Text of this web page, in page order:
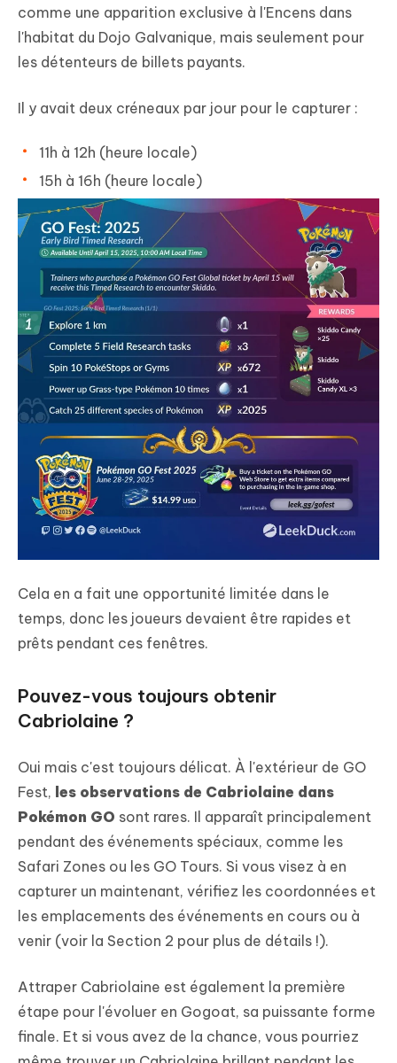
comme une apparition exclusive à l'Encens dans
l'habitat du Dojo Galvanique, mais seulement pour
les détenteurs de billets payants.
Il y avait deux créneaux par jour pour le capturer :
11h à 12h (heure locale)
15h à 16h (heure locale)
Cela en a fait une opportunité limitée dans le
temps, donc les joueurs devaient être rapides et
prêts pendant ces fenêtres.
Pouvez-vous toujours obtenir
Cabriolaine ?
Oui mais c'est toujours délicat. À l'extérieur de GO
Fest, les observations de Cabriolaine dans
Pokémon GO sont rares. Il apparaît principalement
pendant des événements spéciaux, comme les
Safari Zones ou les GO Tours. Si vous visez à en
capturer un maintenant, vérifiez les coordonnées et
les emplacements des événements en cours ou à
venir (voir la Section 2 pour plus de détails !).
Attraper Cabriolaine est également la première
étape pour l'évoluer en Gogoat, sa puissante forme
finale. Et si vous avez de la chance, vous pourriez